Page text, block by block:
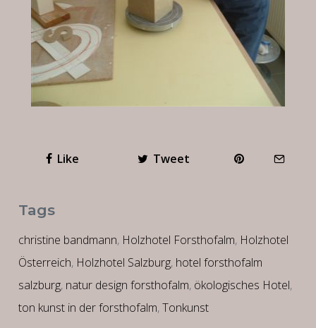
Like Tweet
Tags
christine bandmann, Holzhotel Forsthofalm, Holzhotel
Österreich, Holzhotel Salzburg, hotel forsthofalm
salzburg, natur design forsthofalm, ökologisches Hotel,
ton kunst in der forsthofalm,Tonkunst